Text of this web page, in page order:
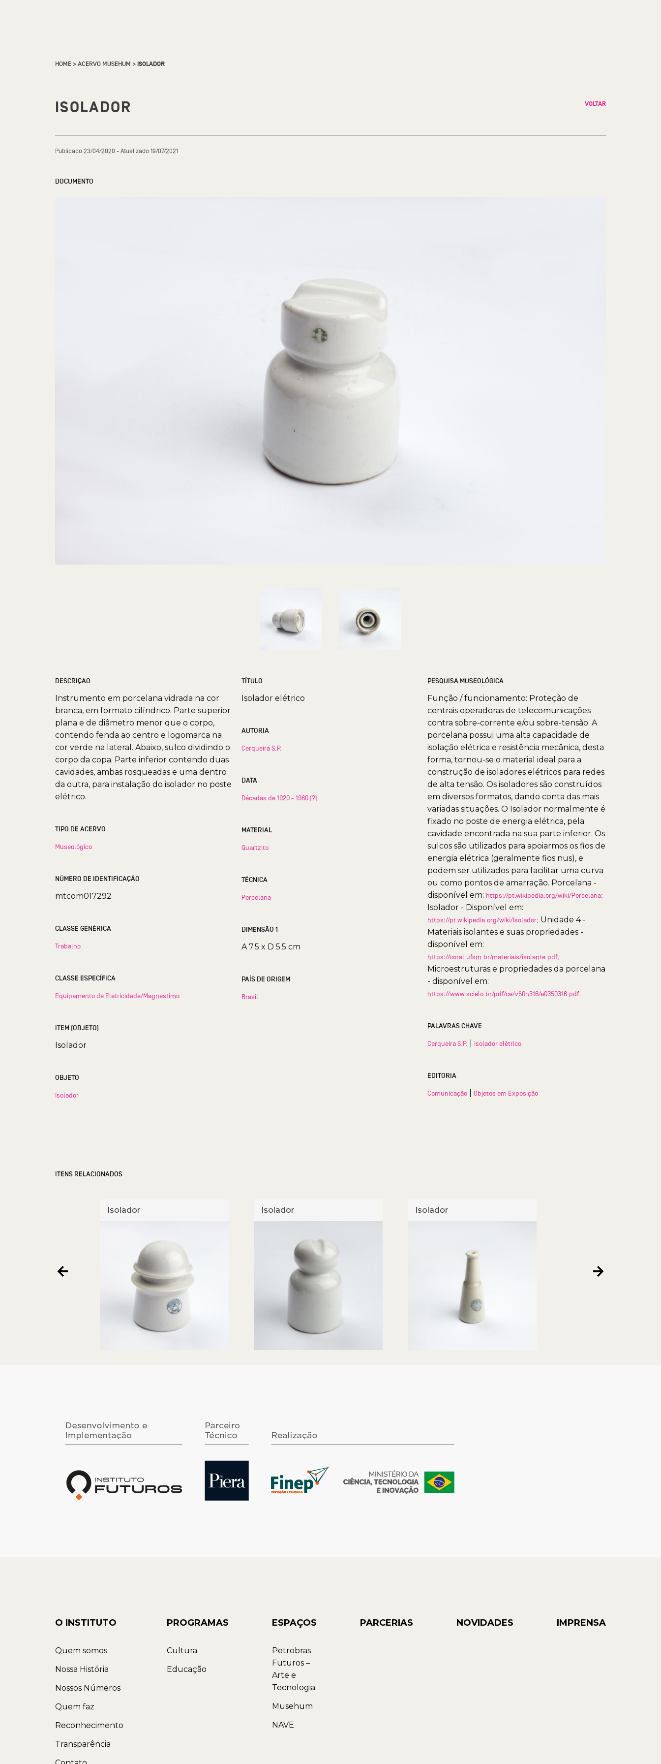
HOME>ACERVO MUSEHUM >ISOLADOR
ISOLADOR VOLTAR
Publicado 23/04/2020 - Atualizado 19/07/2021
DOCUMENTO
DESCRIÇÃO
Instrumento em porcelana vidrada na cor
branca, em formato cilíndrico. Parte superior
plana e de diâmetro menor que o corpo,
contendo fenda ao centro e logomarca na
cor verde na lateral. Abaixo, sulco dividindo o
corpo da copa. Parte inferior contendo duas
cavidades, ambas rosqueadas e uma dentro
da outra, para instalação do isolador no poste
elétrico.
TIPO DE ACERVO
Museológico
NÚMERO DE IDENTIFICAÇÃO
mtcom017292
CLASSE GENÉRICA
Trabalho
CLASSE ESPECÍFICA
Equipamento de Eletricidade/Magnestimo
ITEM (OBJETO)
Isolador
OBJETO
Isolador
TÍTULO
Isolador elétrico
AUTORIA
Cerqueira S.P.
DATA
Décadas de 1920 - 1960 (?)
MATERIAL
Quartzito
TÉCNICA
Porcelana
DIMENSÃO 1
A 7.5 x D 5.5 cm
PAÍS DE ORIGEM
Brasil
PESQUISA MUSEOLÓGICA
Função / funcionamento: Proteção de
centrais operadoras de telecomunicações
contra sobre-corrente e/ou sobre-tensão. A
porcelana possui uma alta capacidade de
isolação elétrica e resistência mecânica, desta
forma, tornou-se o material ideal para a
construção de isoladores elétricos para redes
de alta tensão. Os isoladores são construídos
em diversos formatos, dando conta das mais
variadas situações. O Isolador normalmente é
fixado no poste de energia elétrica, pela
cavidade encontrada na sua parte inferior. Os
sulcos são utilizados para apoiarmos os fios de
energia elétrica (geralmente fios nus), e
podem ser utilizados para facilitar uma curva
ou como pontos de amarração. Porcelana -
disponível em: https://pt.wikipedia.org/wiki/Porcelana;
Isolador - Disponível em:
https://pt.wikipedia.org/wiki/Isolador; Unidade 4 -
Materiais isolantes e suas propriedades -
disponível em:
https://coral.ufsm.br/materiais/isolante.pdf;
Microestruturas e propriedades da porcelana
- disponível em:
https://www.scielo.br/pdf/ce/v50n316/a0350316.pdf.
PALAVRAS CHAVE
Cerqueira S.P. Isolador elétrico
EDITORIA
Comunicação |Objetos em Exposição
ITENS RELACIONADOS
Isolador Isolador Isolador
O INSTITUTO
Quem somos
Nossa História
Nossos Números
Quem faz
Reconhecimento
Transparência
PROGRAMAS
Cultura
Educação
ESPAÇOS
Petrobras
Futuros –
Arte e
Tecnologia
Musehum
NAVE
PARCERIAS NOVIDADES IMPRENSA